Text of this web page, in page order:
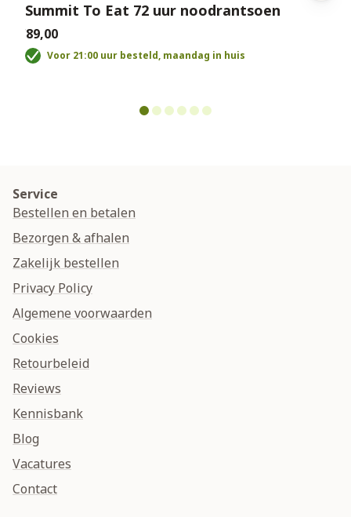
Summit To Eat 72 uur noodrantsoen
€89,00
Voor 21:00 uur besteld, maandag in huis
Service
Bestellen en betalen
Bezorgen & afhalen
Zakelijk bestellen
Privacy Policy
Algemene voorwaarden
Cookies
Retourbeleid
Reviews
Kennisbank
Blog
Vacatures
Contact